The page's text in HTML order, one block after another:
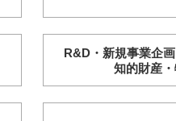
R&D・ 新規事業企画
知的財産・